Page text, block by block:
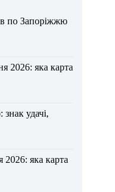
по Запоріжжю
2026: яка карта
удачі,
2026: яка карта